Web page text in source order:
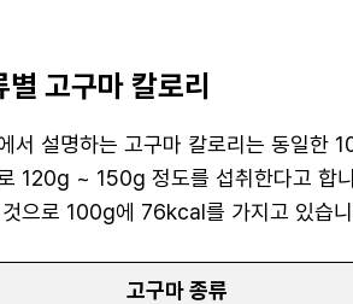
별 고구마 칼로리
서 설명하는 고구마 칼로리는 동일한
120g ~ 150g 정도를 섭취한다고 합
으로 100g에 76kcal를 가지고 있습
고구마 종류